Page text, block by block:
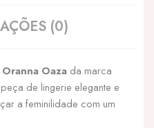
(0)
Oranna Oaza da marca
de lingerie elegante e
a feminilidade com um